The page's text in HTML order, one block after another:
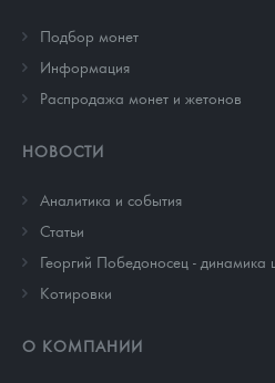
Подбор монет
Информация
Распродажа монет и жетонов
НОВОСТИ
Аналитика и события
Cтатьи
Георгий Победоносец - динамика
Котировки
О КОМПАНИИ